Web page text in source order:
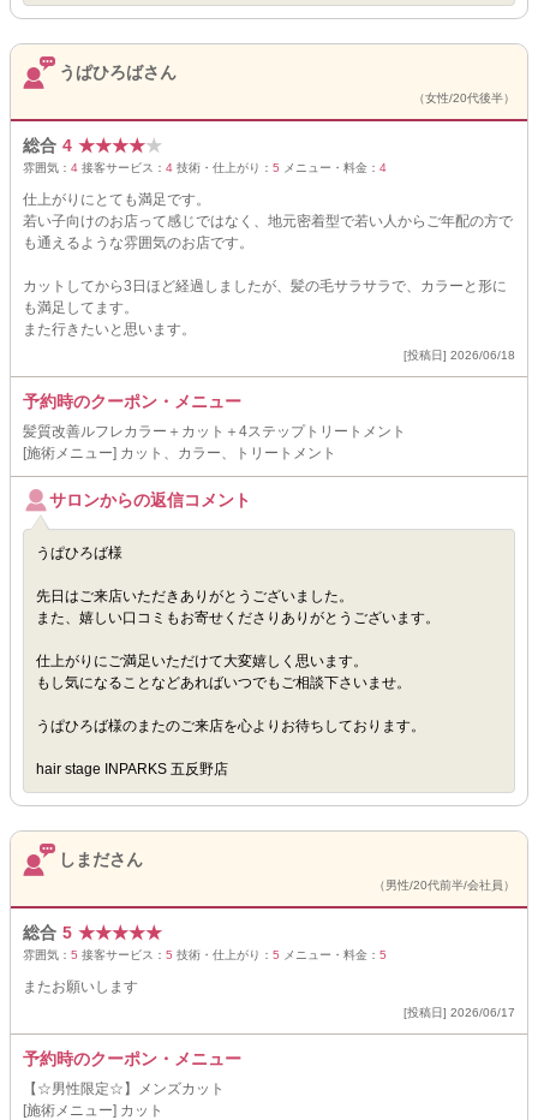
うぱひろばさん
（女性/20代後半）
総合 4 ★★★★★
雰囲気： 4 接客サービス： 4 技術・仕上がり： 5 メニュー・料金： 4
仕上がりにとても満足です。
若い子向けのお店って感じではなく、地元密着型で若い人からご年配の方で
も通えるような雰囲気のお店です。
カットしてから3日ほど経過しましたが、髪の毛サラサラで、カラーと形に
も満足してます。
また行きたいと思います。
[投稿日] 2026/06/18
予約時のクーポン・メニュー
髪質改善ルフレカラー＋カット＋4ステップトリートメント
[施術メニュー] カット、カラー、トリートメント
サロンからの返信コメント
うぱひろば様
先日はご来店いただきありがとうございました。
また、嬉しい口コミもお寄せくださりありがとうございます。
仕上がりにご満足いただけて大変嬉しく思います。
もし気になることなどあればいつでもご相談下さいませ。
うぱひろば様のまたのご来店を心よりお待ちしております。
hair stage INPARKS 五反野店
しまださん
（男性/20代前半/会社員）
総合 5 ★★★★★
雰囲気： 5 接客サービス： 5 技術・仕上がり： 5 メニュー・料金： 5
またお願いします
[投稿日] 2026/06/17
予約時のクーポン・メニュー
【☆男性限定☆】メンズカット
[施術メニュー] カット